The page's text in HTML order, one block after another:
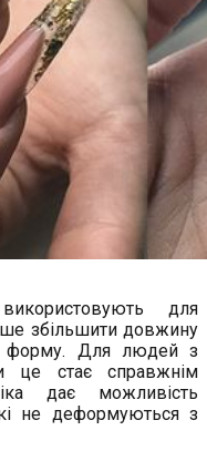
для
збільшити довжину
форму. Для людей з
це стає справжнім
дає можливість
не деформуються з